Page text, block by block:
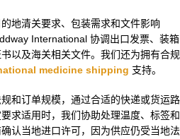
地清关要求、包装需求和文件影响
International 协调出口发票、装箱
以及海关相关文件。我们还为拥有合规
medicine shipping 支持。
和订单规模，通过合适的快递或货运路
求适用时，我们协助处理温度、标签和
认当地进口许可，因为供应仍受当地法